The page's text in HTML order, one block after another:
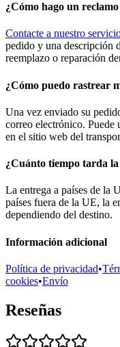
¿Cómo hago un
Contacte a nuestro
pedido y una descripción
reemplazo o reparación
¿Cómo puedo rastrear
Una vez enviado su
correo electrónico. Puede
en el sitio web del
¿Cuánto tiempo tarda
La entrega a países de la
países fuera de la UE, la
dependiendo del destino.
Información adicional
Política de privacidad•
cookies•Envío
Reseñas